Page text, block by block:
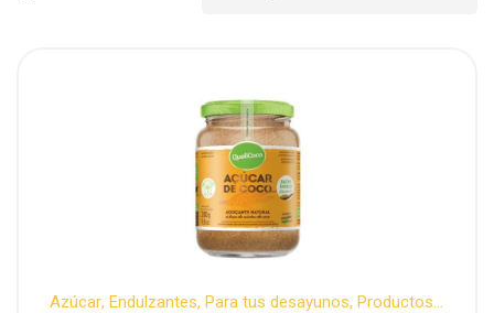
Azúcar, Endulzantes, Para tus desayunos, Productos